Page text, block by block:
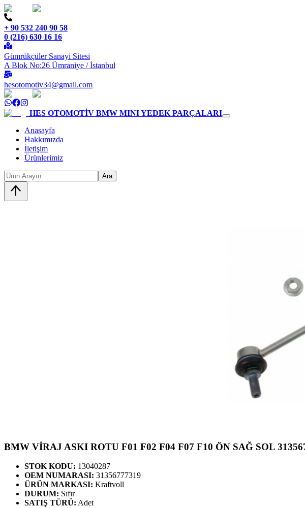
+ 90 532 240 90 58
0 (216) 630 16 16
Gümrükçüler Sanayi Sitesi
A Blok No:26 Ümraniye / İstanbul
hesotomotiv34@gmail.com
HES OTOMOTİV BMW MINI YEDEK PARÇALARI
Anasayfa
Hakkımızda
İletişim
Ürünlerimiz
Ara
BMW VİRAJ ASKI ROTU F01 F02 F04 F07 F10 ÖN SAĞ SOL
STOK KODU: 13040287
OEM NUMARASI: 31356777319
ÜRÜN MARKASI: Kraftvoll
DURUM: Sıfır
SATIŞ TÜRÜ: Adet